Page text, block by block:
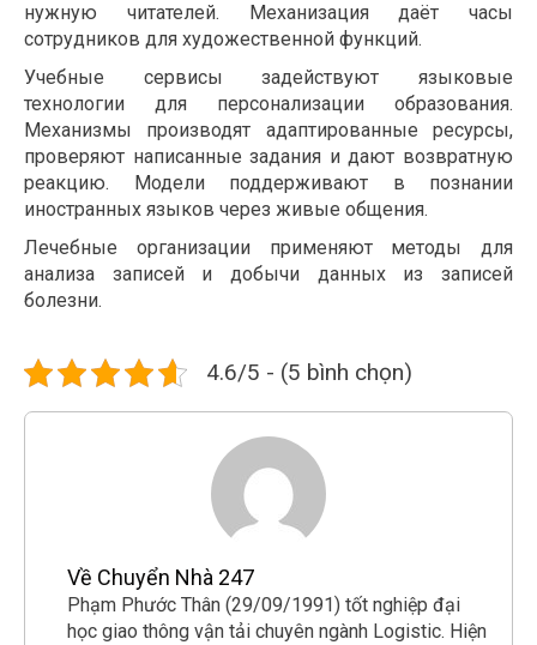
нужную читателей. Механизация даёт часы
сотрудников для художественной функций.
Учебные сервисы задействуют языковые
технологии для персонализации образования.
Механизмы производят адаптированные ресурсы,
проверяют написанные задания и дают возвратную
реакцию. Модели поддерживают в познании
иностранных языков через живые общения.
Лечебные организации применяют методы для
анализа записей и добычи данных из записей
болезни.
4.6/5 - (5 bình chọn)
Về Chuyển Nhà 247
Phạm Phước Thân (29/09/1991) tốt nghiệp đại
học giao thông vận tải chuyên ngành Logistic. Hiện